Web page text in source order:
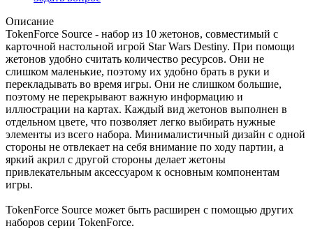
Описание
TokenForce Source - набор из 10 жетонов, совместимый с
карточной настольной игрой Star Wars Destiny. При помощи
жетонов удобно считать количество ресурсов. Они не
слишком маленькие, поэтому их удобно брать в руки и
перекладывать во время игры. Они не слишком большие,
поэтому не перекрывают важную информацию и
иллюстрации на картах. Каждый вид жетонов выполнен в
отдельном цвете, что позволяет легко выбирать нужные
элементы из всего набора. Минималистичный дизайн с одной
стороны не отвлекает на себя внимание по ходу партии, а
яркий акрил с другой стороны делает жетоны
привлекательным аксессуаром к основным компонентам
игры.
TokenForce Source может быть расширен с помощью других
наборов серии TokenForce.